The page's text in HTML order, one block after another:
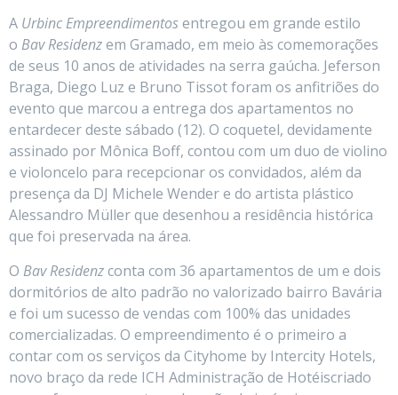
A Urbinc Empreendimentosentregou em grande estilo
o Bav Residenzem Gramado, em meio às comemorações
de seus 10 anos de atividades na serra gaúcha. Jeferson
Braga, Diego Luz e Bruno Tissot foram os anfitriões do
evento que marcou a entrega dos apartamentos no
entardecer deste sábado (12). O coquetel, devidamente
assinado por Mônica Boff, contou com um duo de violino
e violoncelo para recepcionar os convidados, além da
presença da DJ Michele Wender e do artista plástico
Alessandro Müller que desenhou a residência histórica
que foi preservada na área.
O Bav Residenzconta com 36 apartamentos de um e dois
dormitórios de alto padrão no valorizado bairro Bavária
e foi um sucesso de vendas com 100% das unidades
comercializadas. O empreendimento é o primeiro a
contar com os serviços da Cityhome by Intercity Hotels,
novo braço da rede ICH Administração de Hotéiscriado